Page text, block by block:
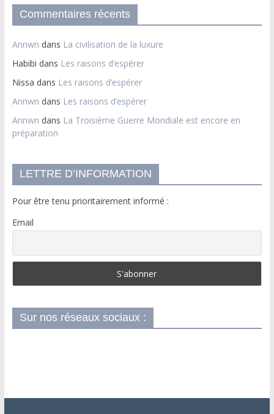
Commentaires récents
Annwn dans La civilisation de la luxure
Habibi dans Les raisons d’espérer
Nissa dans Les raisons d’espérer
Annwn dans Les raisons d’espérer
Annwn dans La Troisième Guerre Mondiale est encore en
préparation
LETTRE D’INFORMATION
Pour être tenu prioritairement informé :
Email
Sur nos réseaux sociaux :